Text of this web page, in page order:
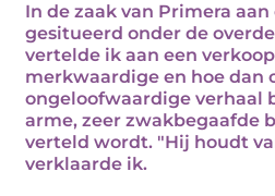
In de zaak van Primera
gesitueerd onder de
vertelde ik aan een
merkwaardige en hoe dan
ongeloofwaardige verhaal
arme, zeer zwakbegaafde
verteld wordt. "Hij houdt
verklaarde ik.